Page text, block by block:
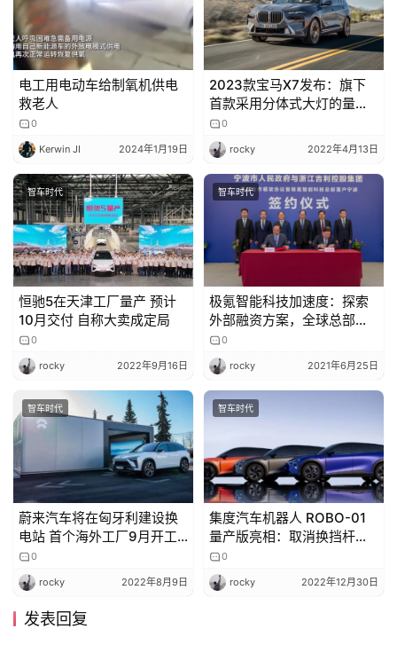
电工用电动车给制氧机供电
救老人
0
Kerwin JI 2024年1月19日
2023款宝马X7发布：旗下
首款采用分体式大灯的量产
车型
0
rocky 2022年4月13日
智车时代
恒驰5在天津工厂量产 预计
10月交付 自称大卖成定局
0
rocky 2022年9月16日
智车时代
极氪智能科技加速度：探索
外部融资方案，全球总部落
户宁波
0
rocky 2021年6月25日
智车时代
蔚来汽车将在匈牙利建设换
电站 首个海外工厂9月开工
投产
0
rocky 2022年8月9日
智车时代
集度汽车机器人 ROBO-01
量产版亮相：取消换挡杆、
车外门把手，明年交付
0
rocky 2022年12月30日
发表回复